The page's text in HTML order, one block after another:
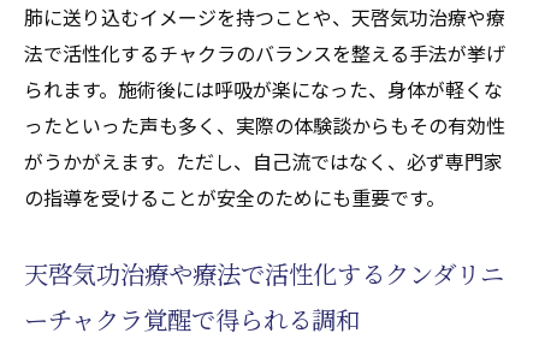
肺に送り込むイメージを持つことや、天啓気功治療や療
法で活性化するチャクラのバランスを整える手法が挙げ
られます。施術後には呼吸が楽になった、身体が軽くな
ったといった声も多く、実際の体験談からもその有効性
がうかがえます。ただし、自己流ではなく、必ず専門家
の指導を受けることが安全のためにも重要です。
天啓気功治療や療法で活性化するクンダリニ
ーチャクラ覚醒で得られる調和